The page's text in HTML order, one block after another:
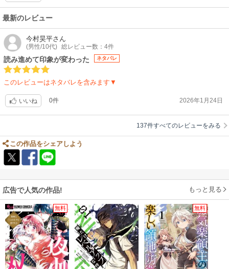
その後も「死ね」を連発…
あらすじに美少女とある壇ノ浦さんは、あまり美少女には見えませんでし
た…
思っていたストーリーと違うので、続きは読まないかな…
最新のレビュー
今村昊平さん
(男性/10代) 総レビュー数：4件
読み進めて印象が変わった ネタバレ
このレビューはネタバレを含みます▼
いいね 0件 2026年1月24日
137件すべてのレビューをみる
この作品をシェアしよう
広告で人気の作品! もっと見る
無料 無料